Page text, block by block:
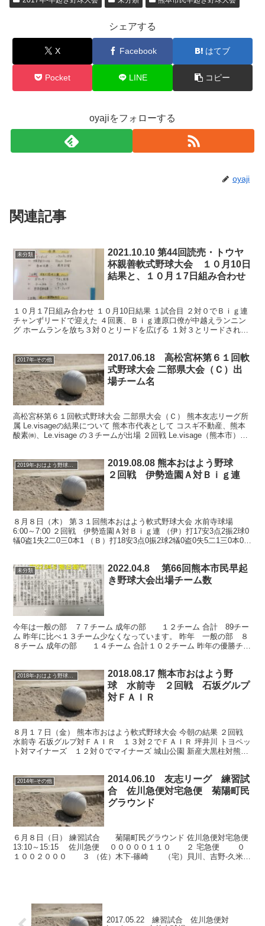
シェアする
X Facebook はてブ
Pocket LINE コピー
oyajiをフォローする
oyaji
関連記事
未分類
2021.10.10 第44回読売・トウヤ
杯親善軟式野球大会 １０月10日
結果と、１０月１7日組み合わせ
１０月１7日組み合わせ １０月10日結果 １試合目 ２対０でＢｉｇ連
チャンずリードで迎えた ４回裏、Ｂｉｇ連原口僚が中越えランニン
グ ホームランを放ち３対０とリードを広げる １対３とリードされた
2017年-その他
2017.06.18 高松宮杯第６１回軟
式野球大会 二部県大会（Ｃ）出
場チーム名
高松宮杯第６１回軟式野球大会 二部県大会（Ｃ） 熊本友志リーグ所
属 Le.visageの結果について 熊本市代表として コスギ不動産、熊本
酸素㈱、Le.visage の３チームが出場 ２回戦 Le.visage（熊本市）対
2019年-おはよう野球大会
2019.08.08 熊本おはよう野球
２回戦 伊勢造園Ａ対Ｂｉｇ連
８月８日（木） 第３１回熊本おはよう軟式野球大会 水前寺球場
6:00～7:00 ２回戦 伊勢造園Ａ対Ｂｉｇ連 （伊）打17安3点2振2球0
犠0盗1失2二0三0本1 （Ｂ）打18安3点0振2球2犠0盗0失5二1三0本0
未分類
2022.04.8 第66回熊本市民早起
き野球大会出場チーム数
今年は一般の部 ７７チーム 成年の部 １２チーム 合計 89チー
ム 昨年に比べ１３チーム少なくなっています。 昨年 一般の部 ８
８チーム 成年の部 １４チーム 合計１０２チーム 昨年の優勝チー
2018年-おはよう野球大会
2018.08.17 熊本市おはよう野
球 水前寺 ２回戦 石坂グルプ
対ＦＡＩＲ
８月１７日（金） 熊本市おはよう軟式野球大会 今朝の結果 ２回戦
水前寺 石坂グルプ対ＦＡＩＲ １３対２でＦＡＩＲ 坪井川 トヨペッ
ト対マイナーズ １２対０でマイナーズ 城山公園 新産大黒柱対熊本
2014年-その他
2014.06.10 友志リーグ 練習試
合 佐川急便対宅急便 菊陽町民
グラウンド
６月８日（日） 練習試合 菊陽町民グラウンド 佐川急便対宅急便
13:10～15:15 佐川急便 ０００００１１０ ２ 宅急便 ０
１００２０００ ３ （佐）木下‐篠崎 （宅）貝川、吉野‐久米
2017.05.22 練習試合 佐川急便対